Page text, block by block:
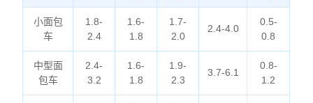
小面包
车
1.8-
2.4
1.6-
1.8
1.7-
2.0
2.4-4.0
0.5-
0.8
中型面
包车
2.4-
3.2
1.6-
1.8
1.9-
2.3
3.7-6.1
0.8-
1.2